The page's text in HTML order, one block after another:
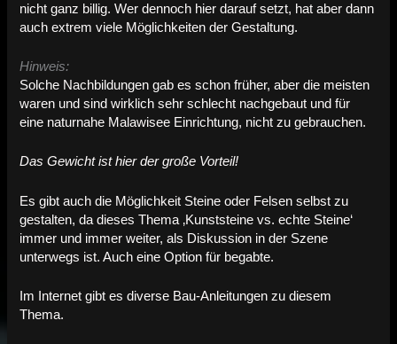
nicht ganz billig. Wer dennoch hier darauf setzt, hat aber dann
auch extrem viele Möglichkeiten der Gestaltung.
Hinweis:
Solche Nachbildungen gab es schon früher, aber die meisten
waren und sind wirklich sehr schlecht nachgebaut und für
eine naturnahe Malawisee Einrichtung, nicht zu gebrauchen.
Das Gewicht ist hier der große Vorteil!
Es gibt auch die Möglichkeit Steine oder Felsen selbst zu
gestalten, da dieses Thema ‚Kunststeine vs. echte Steine‘
immer und immer weiter, als Diskussion in der Szene
unterwegs ist. Auch eine Option für begabte.
Im Internet gibt es diverse Bau-Anleitungen zu diesem
Thema.